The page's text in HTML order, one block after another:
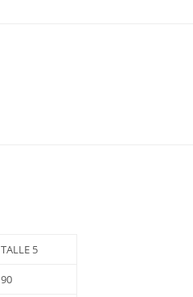
TALLE 5
90